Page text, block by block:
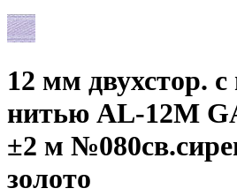
12 мм двухстор.
нитью AL-12M
±2 м
золото